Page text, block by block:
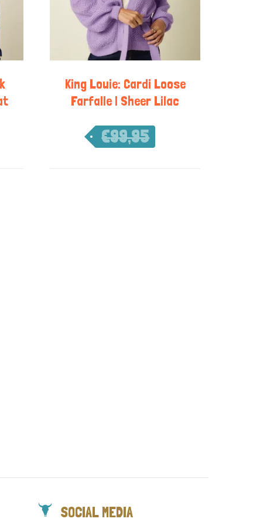
King Louie: Cardi Loose
Farfalle | Sheer Lilac
€99,95
SOCIAL MEDIA